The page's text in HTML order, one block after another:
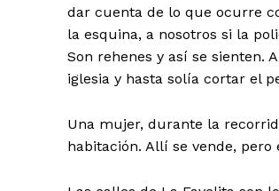
dar cuenta de lo que ocurre
la esquina, a nosotros si la
Son rehenes y así se sienten.
iglesia y hasta solía cortar el
Una mujer, durante la
habitación. Allí se vende,